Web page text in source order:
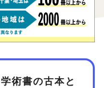
術書の古本と